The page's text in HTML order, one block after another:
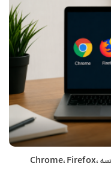
بهترین مرورگر اینترنت در سال ۲۰۲۶؛ مقایسه Chrome، Firefox،